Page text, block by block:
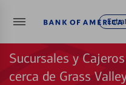
Sucursales y
cerca de Grass